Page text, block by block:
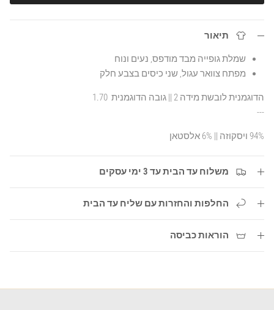
תיאור
שמלת גופייה מבד מודפס, נעים ונוח
מפתח צוואר עגול, שני כיסים בצבע חלק
הדוגמנית לובשת מידה 2 || גובה הדוגמנית 1.70
---
94% ויסקוזה || 6% אלסטאן
משלוח עד הבית עד 3 ימי עסקים
החלפות והחזרות עם שליח עד הבית
הוראות כביסה